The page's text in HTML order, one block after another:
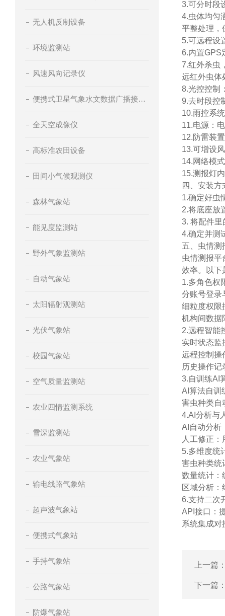
无人机反制设备
环境监测站
风速风向记录仪
便携式卫星气象水文数据广播接收设备
全天空成像仪
高标准农田设备
田间小气候观测仪
森林气象站
能见度监测站
野外气象监测站
自动气象站
太阳辐射观测站
光伏气象站
校园气象站
空气质量监测站
农业四情监测系统
雪深监测站
农业气象站
输电线路气象站
超声波气象站
便携式气象站
手持气象站
公路气象站
防爆气象站
3.可分时段
4.虫体均匀
平整处理，
5.可远程设
6.内置GPS
7.红外杀虫
远红外虫体
8.光控控制
9.去时段控
10.雨控系
11.电源：
12.防雷装
13.可增设
14.网络模
15.测报灯
四、安装方
1.确定好虫
2.将底座放
3. 将配件
4.确定并测
五、虫情测
虫情测报平
效率。以下
1.多角色权
分账号登录
细粒度权限
机构间数据
2.远程智能
实时状态监
远程控制操
历史操作记
3.自训练AI
AI算法自训
害虫种类自
4.AI分析与
AI自动分析
人工修正
5.多维度统
害虫种类统
数量统计：
区域分析
6.支持二次
API接口：
系统集成对
上一篇
下一篇